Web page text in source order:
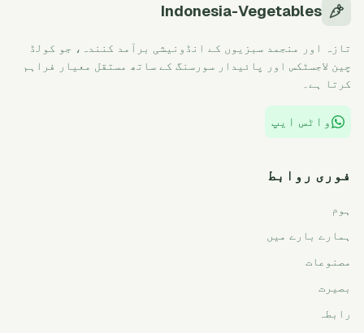
Indonesia-Vegetables
تازہ اور منجمد سبزیوں کے انڈونیشی برآمد کنندہ، جو کولڈ
چین لاجسٹکس اور پائیدار سورسنگ کے ساتھ مستقل معیار فراہم
کرتا ہے۔
واٹس ایپ
فوری روابط
ہوم
ہمارے بارے میں
مصنوعات
بصیرت
رابطہ